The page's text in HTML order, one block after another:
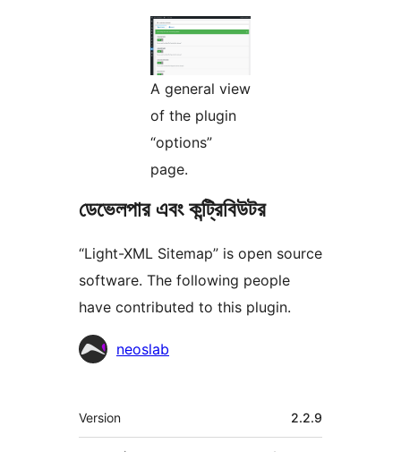
A general view
of the plugin
“options”
page.
ডেভেলপার এবং কন্ট্রিবিউটর
“Light-XML Sitemap” is open source
software. The following people
have contributed to this plugin.
কন্ট্রিবিউটরneoslab
মেটা
Version 2.2.9